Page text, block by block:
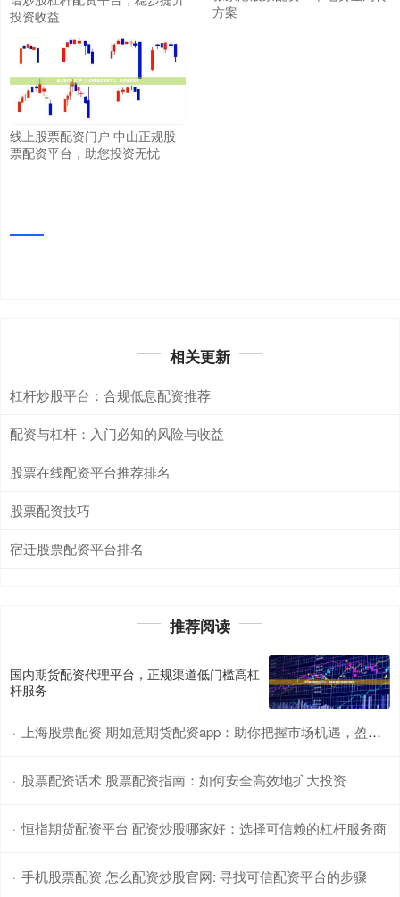
投资收益
方案
线上股票配资门户 中山正规股
票配资平台，助您投资无忧
相关更新
杠杆炒股平台：合规低息配资推荐
配资与杠杆：入门必知的风险与收益
股票在线配资平台推荐排名
股票配资技巧
宿迁股票配资平台排名
推荐阅读
国内期货配资代理平台，正规渠道低门槛高杠
杆服务
· 上海股票配资 期如意期货配资app：助你把握市场机遇，盈享财富未来
· 股票配资话术 股票配资指南：如何安全高效地扩大投资
· 恒指期货配资平台 配资炒股哪家好：选择可信赖的杠杆服务商
· 手机股票配资 怎么配资炒股官网: 寻找可信配资平台的步骤